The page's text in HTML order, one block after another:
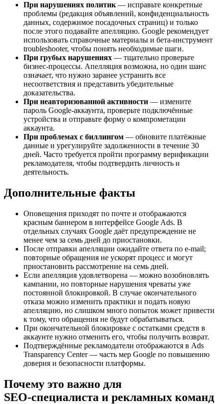
При нарушениях политик — исправьте конкретные
проблемы (редакция объявлений, конфиденциальность
данных, содержимое посадочных страниц) и только
после этого подавайте апелляцию. Google рекомендует
использовать справочные материалы и бета‑инструмент
troubleshooter, чтобы понять необходимые шаги.
При грубых нарушениях — тщательно проверьте
бизнес‑процессы. Апелляция возможна, но один шанс
означает, что нужно заранее устранить все
несоответствия и представить убедительные
доказательства.
При неавторизованной активности — измените
пароль Google‑аккаунта, проверьте подключённые
устройства и отправьте форму о компрометации
аккаунта.
При проблемах с биллингом — обновите платёжные
данные и урегулируйте задолженности в течение 30
дней. Часто требуется пройти программу верификации
рекламодателя, чтобы подтвердить личность и
деятельность.
Дополнительные факты
Оповещения приходят по почте и отображаются
красным баннером в интерфейсе Google Ads. В
отдельных случаях Google даёт предупреждение не
менее чем за семь дней до приостановки.
После отправки апелляции ожидайте ответа по e‑mail;
повторные обращения не ускорят процесс и могут
приостановить рассмотрение на семь дней.
Если апелляция удовлетворена — можно возобновлять
кампании, но повторные нарушения чреваты уже
постоянной блокировкой. В случае окончательного
отказа можно изменить практики и подать новую
апелляцию, но слишком много попыток может привести
к тому, что обращения не будут обрабатываться.
При окончательной блокировке с остатками средств в
аккаунте нужно отменить его, чтобы получить возврат.
Подтверждённые рекламодатели отображаются в Ads
Transparency Center — часть мер Google по повышению
доверия и безопасности платформы.
Почему это важно для
SEO‑специалиста и рекламных команд